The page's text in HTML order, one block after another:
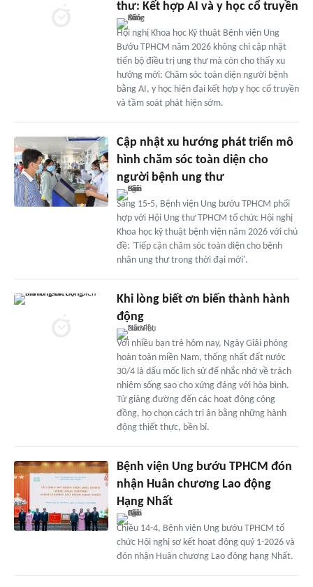
thư: Kết hợp AI và y học cổ truyền
Hội nghị Khoa học Kỹ thuật Bệnh viện Ung
Bướu TPHCM năm 2026 không chỉ cập nhật
tiến bộ điều trị ung thư mà còn cho thấy xu
hướng mới: Chăm sóc toàn diện người bệnh
bằng AI, y học hiện đại kết hợp y học cổ truyền
và tầm soát phát hiện sớm.
Cập nhật xu hướng phát triển mô
hình chăm sóc toàn diện cho
người bệnh ung thư
Sáng 15-5, Bệnh viện Ung bướu TPHCM phối
hợp với Hội Ung thư TPHCM tổ chức Hội nghị
Khoa học kỹ thuật bệnh viện năm 2026 với chủ
đề: 'Tiếp cận chăm sóc toàn diện cho bệnh
nhân ung thư trong thời đại mới'.
Khi lòng biết ơn biến thành hành
động
Với nhiều bạn trẻ hôm nay, Ngày Giải phóng
hoàn toàn miền Nam, thống nhất đất nước
30/4 là dấu mốc lịch sử để nhắc nhở về trách
nhiệm sống sao cho xứng đáng với hòa bình.
Từ giảng đường đến các hoạt động cộng
đồng, họ chọn cách tri ân bằng những hành
động thiết thực, bền bỉ.
Bệnh viện Ung bướu TPHCM đón
nhận Huân chương Lao động
Hạng Nhất
Chiều 14-4, Bệnh viện Ung bướu TPHCM tổ
chức Hội nghị sơ kết hoạt động quý 1-2026 và
đón nhận Huân chương Lao động hạng Nhất.